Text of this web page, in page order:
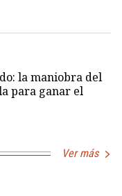
la maniobra del
para ganar el
Ver más